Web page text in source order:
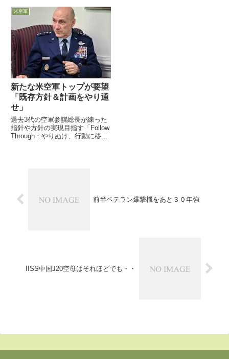
KCに通信やネット中継機能を3月
28日、米空軍輸送コマンド司令
官で「熱血漢」「改革派」とご紹
介してきたMicha...
米空軍
新たな米空軍トップが要望
「既存方針＆計画をやり通
せ」
過去3代の空軍参謀総長が練った
指針や方針の実現目指す「Follow
Through：やりぬけ、行動に移
前半ベテラン爆撃機をあと３０年強
IISS中国J20空母はそれほどでも・・